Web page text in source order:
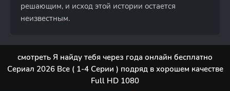
решающим, и исход этой истории остается
неизвестным.
смотреть Я найду тебя через года онлайн бесплатно
Сериал 2026 Все ( 1-4 Серии ) подряд в хорошем качестве
Full HD 1080